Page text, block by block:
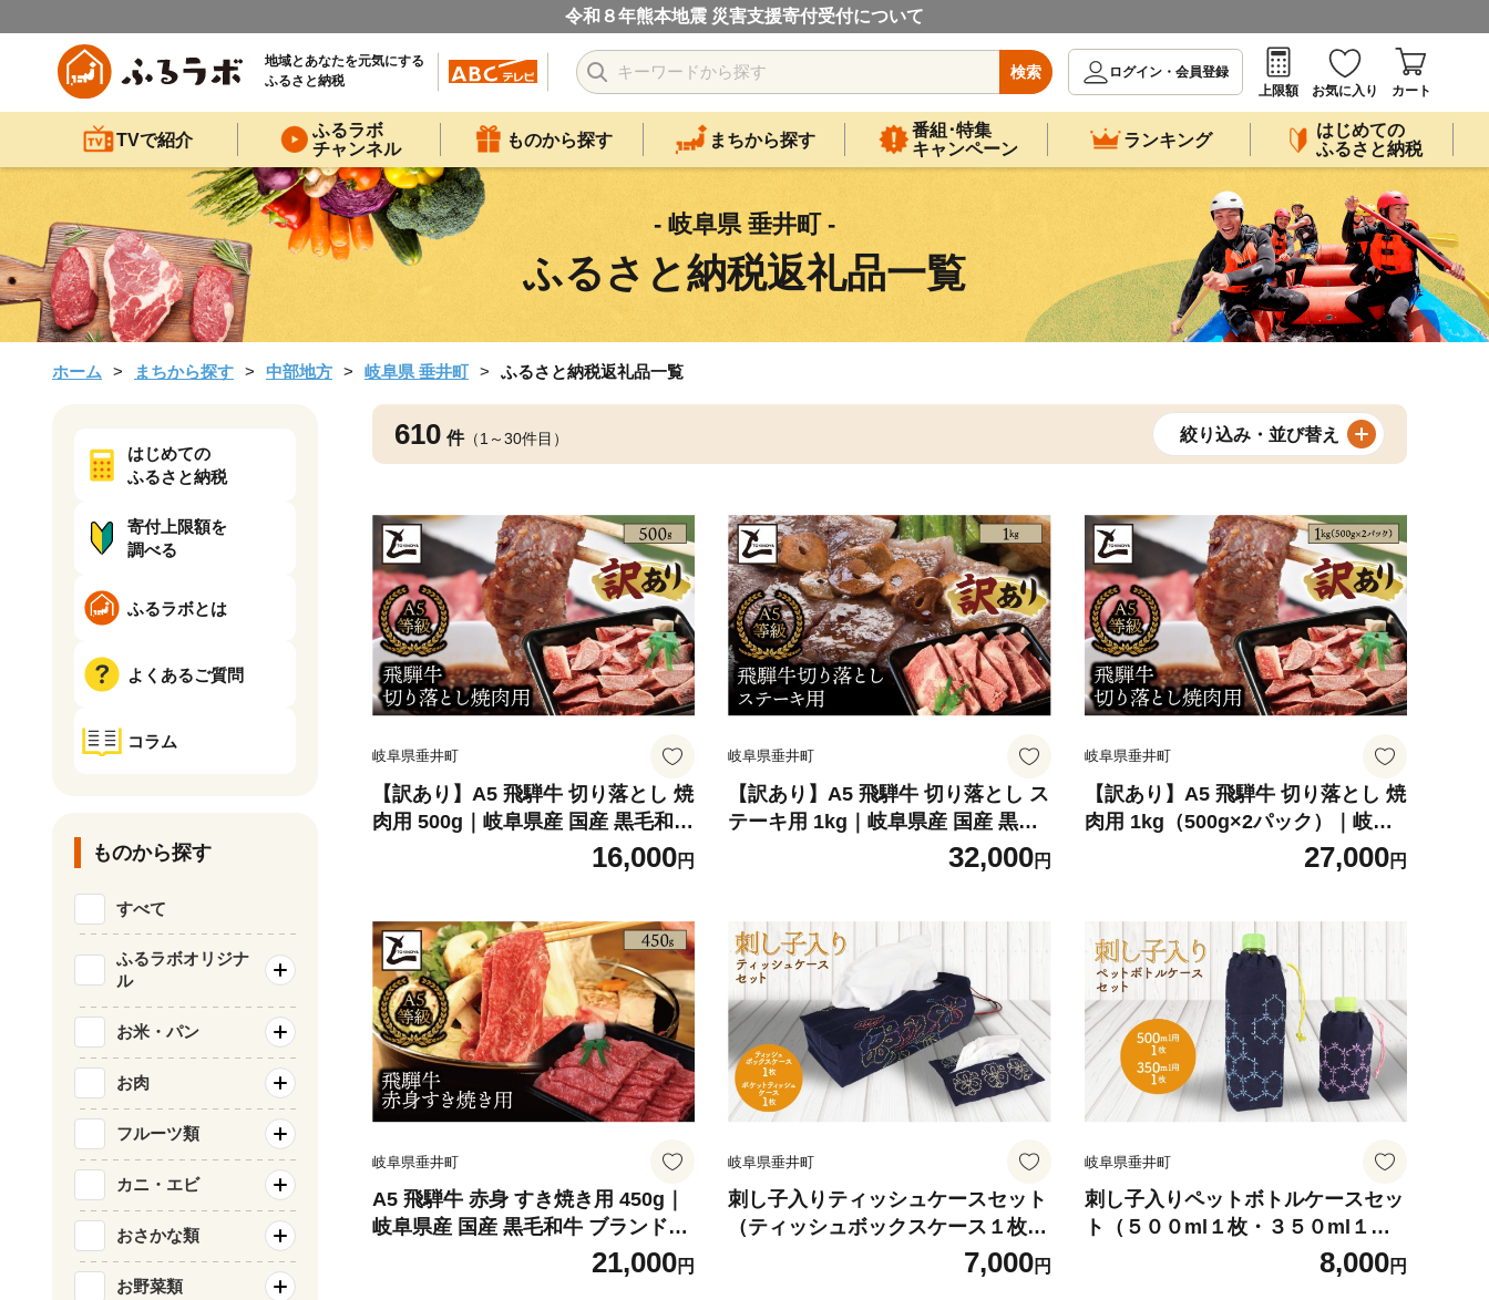
令和８年熊本地震 災害支援寄付受付について
地域とあなたを元気にする
ふるさと納税
検索
ログイン・会員登録
上限額
お気に入り カート
TVで紹介
ふるラボ
チャンネル
ものから探す まちから探す
番組･特集
キャンペーン
ランキング
はじめての
ふるさと納税
- 岐阜県 垂井町 -
ふるさと納税返礼品一覧
ホーム まちから探す 中部地方 岐阜県 垂井町 ふるさと納税返礼品一覧
610 件（1～30件目） 絞り込み・並び替え
岐阜県垂井町
【訳あり】A5 飛騨牛 切り落とし 焼
肉用 500g｜岐阜県産 国産 黒毛和牛
ブランド牛 霜降り 不揃い 冷凍 贅沢
高級肉 おすすめ 人気 トキノ屋食品
16,000円
岐阜県垂井町
【訳あり】A5 飛騨牛 切り落とし ス
テーキ用 1kg｜岐阜県産 国産 黒毛
和牛 ブランド牛 霜降り 不揃い 冷凍
贅沢 高級肉 おすすめ 人気 トキノ屋
32,000円
岐阜県垂井町
【訳あり】A5 飛騨牛 切り落とし 焼
肉用 1kg（500g×2パック）｜岐阜
県産 国産 黒毛和牛 ブランド牛 霜降
り 不揃い 冷凍 贅沢 高級肉 おすす
27,000円
岐阜県垂井町
A5 飛騨牛 赤身 すき焼き用 450g｜
岐阜県産 国産 黒毛和牛 ブランド牛
モモ肉 カタ肉 すき焼き しゃぶしゃ
21,000円
岐阜県垂井町
刺し子入りティッシュケースセット
（ティッシュボックスケース１枚・
ポケットティッシュケース１枚）
7,000円
岐阜県垂井町
刺し子入りペットボトルケースセッ
ト（５００ml１枚・３５０ml１
8,000円
はじめての
ふるさと納税
寄付上限額を
調べる
ふるラボとは
よくあるご質問
コラム
ものから探す
すべて
ふるラボオリジナ
ル
お米・パン
お肉
フルーツ類
カニ・エビ
おさかな類
お野菜類